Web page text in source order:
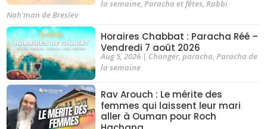
la semaine, Paracha et fêtes, Rabbi
Nah'man de Breslev
Horaires Chabbat : Paracha Réé –
Vendredi 7 août 2026
Aug 5, 2026| Changer, paracha, Paracha de
la semaine
Rav Arouch : Le mérite des
femmes qui laissent leur mari
aller à Ouman pour Roch